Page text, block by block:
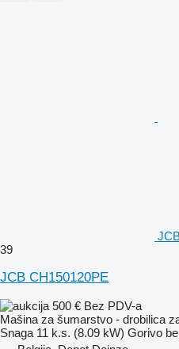
39
JCB CH150120PE
500 € Bez PDV-a
Mašina za šumarstvo - drobilica
Snaga 11 k.s. (8.09 kW) Gorivo